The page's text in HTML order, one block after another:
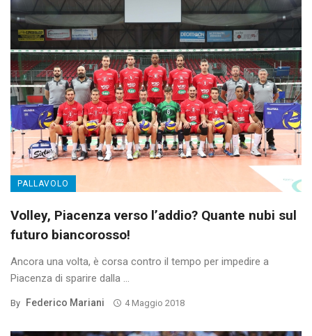
PALLAVOLO
Volley, Piacenza verso l’addio? Quante nubi sul
futuro biancorosso!
Ancora una volta, è corsa contro il tempo per impedire a
Piacenza di sparire dalla ...
By Federico Mariani 4 Maggio 2018